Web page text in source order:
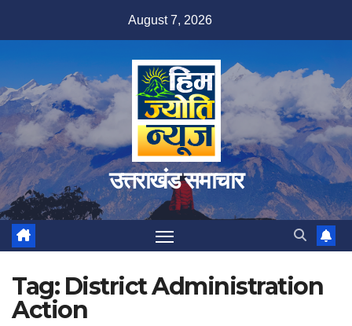
August 7, 2026
उत्तराखंड समाचार
Tag: District Administration
Action